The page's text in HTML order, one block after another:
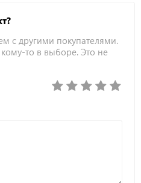
с другими покупателями.
то в выборе. Это не